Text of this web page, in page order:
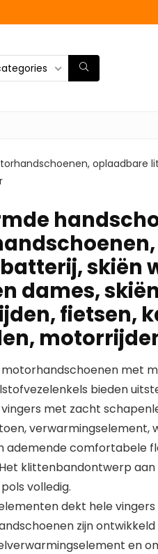
oplaadbare
skiën
dames,
fietsen,
motorhandschoenen met
bieden
met zacht
verwarmingselement,
ademende comfortabele
klittenbandontwerp
volledig.
dekt hele
zijn
en